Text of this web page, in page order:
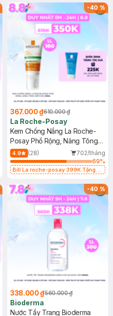
-40%
367.000 ₫610.000 ₫
La Roche-Posay
Kem Chống Nắng La Roche-
Posay Phổ Rộng, Nâng Tông
Kiềm Dầu 50ml
4.9 (28)
702/tháng
69%
Bill La roche-posay 399K Tặng
(SL có hạn)
-40%
338.000 ₫560.000 ₫
Bioderma
Nước Tẩy Trang Bioderma